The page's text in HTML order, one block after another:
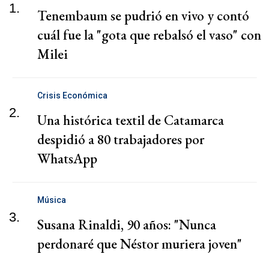
1.
Tenembaum se pudrió en vivo y contó
cuál fue la "gota que rebalsó el vaso" con
Milei
2.
Crisis Económica
Una histórica textil de Catamarca
despidió a 80 trabajadores por
WhatsApp
3.
Música
Susana Rinaldi, 90 años: "Nunca
perdonaré que Néstor muriera joven"